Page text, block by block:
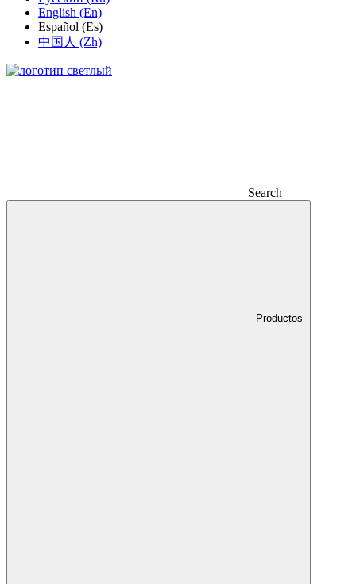
English (En)
Español (Es)
中国人 (Zh)
Search
Productos